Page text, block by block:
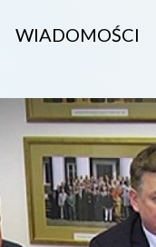
WIADOMOŚCI